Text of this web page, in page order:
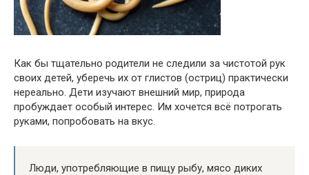
Как бы тщательно родители не следили за чистотой рук
своих детей, уберечь их от глистов (остриц) практически
нереально. Дети изучают внешний мир, природа
пробуждает особый интерес. Им хочется всё потрогать
руками, попробовать на вкус.
Люди, употребляющие в пищу рыбу, мясо диких